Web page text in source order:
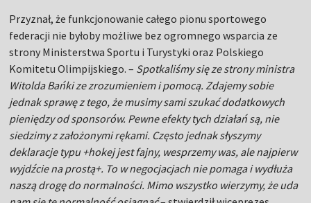
Przyznał, że funkcjonowanie całego pionu sportowego
federacji nie byłoby możliwe bez ogromnego wsparcia ze
strony Ministerstwa Sportu i Turystyki oraz Polskiego
Komitetu Olimpijskiego. – Spotkaliśmy się ze strony ministra
Witolda Bańki ze zrozumieniem i pomocą. Zdajemy sobie
jednak sprawę z tego, że musimy sami szukać dodatkowych
pieniędzy od sponsorów. Pewne efekty tych działań są, nie
siedzimy z założonymi rękami. Często jednak słyszymy
deklaracje typu +hokej jest fajny, wesprzemy was, ale najpierw
wyjdźcie na prostą+. To w negocjacjach nie pomaga i wydłuża
naszą drogę do normalności. Mimo wszystko wierzymy, że uda